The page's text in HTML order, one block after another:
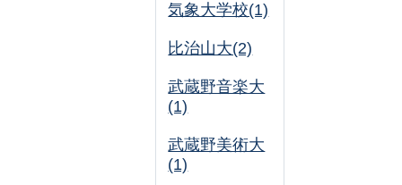
気象大学校(1)
比治山大(2)
武蔵野音楽大
(1)
武蔵野美術大
(1)